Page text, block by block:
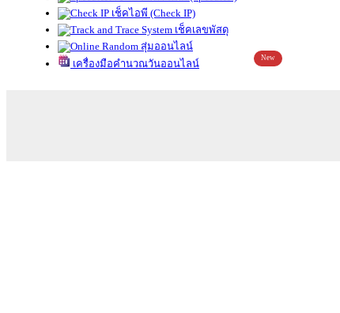
เช็คไอพี (Check IP)
เช็คเลขพัสดุ
สุ่มออนไลน์
เครื่องมือคำนวณวันออนไลน์
New